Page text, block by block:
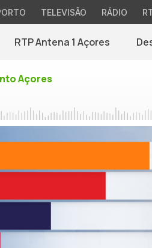
TELEVISÃO RÁDIO
RTP Antena 1 Açores
Açores